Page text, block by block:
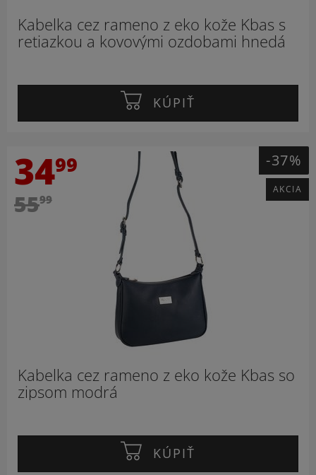
Kabelka cez rameno z eko kože Kbas s
retiazkou a kovovými ozdobami hnedá
KÚPIŤ
3499
5599
-37%
AKCIA
Kabelka cez rameno z eko kože Kbas so
zipsom modrá
KÚPIŤ